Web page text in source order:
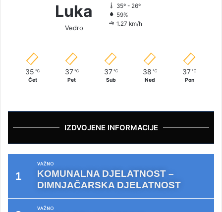
Luka
Vedro
35º - 26º
59%
1.27 km/h
35 ℃
Čet
37 ℃
Pet
37 ℃
Sub
38 ℃
Ned
37 ℃
Pon
IZDVOJENE INFORMACIJE
VAŽNO
KOMUNALNA DJELATNOST –
DIMNJAČARSKA DJELATNOST
VAŽNO